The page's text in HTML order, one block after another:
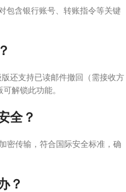
包含银行账号、转账指令等关键
还支持已读邮件撤回（需接收方
解锁此功能。
全？
密传输，符合国际安全标准，确
？